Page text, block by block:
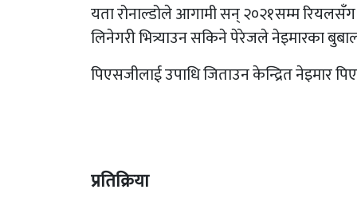
यता रोनाल्डोले आगामी सन् २०२१सम्म
लिनेगरी भित्र्याउन सकिने पेरेजले नेइमारका
पिएसजीलाई उपाधि जिताउन केन्द्रित नेइमार
प्रतिक्रिया